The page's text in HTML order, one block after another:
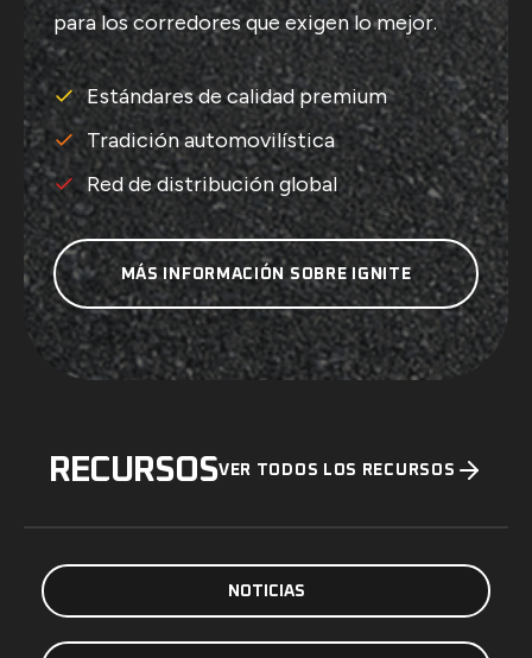
para los corredores que exigen lo mejor.
Estándares de calidad premium
Tradición automovilística
Red de distribución global
MÁS INFORMACIÓN SOBRE IGNITE
RECURSOSVER TODOS LOS RECURSOS
NOTICIAS